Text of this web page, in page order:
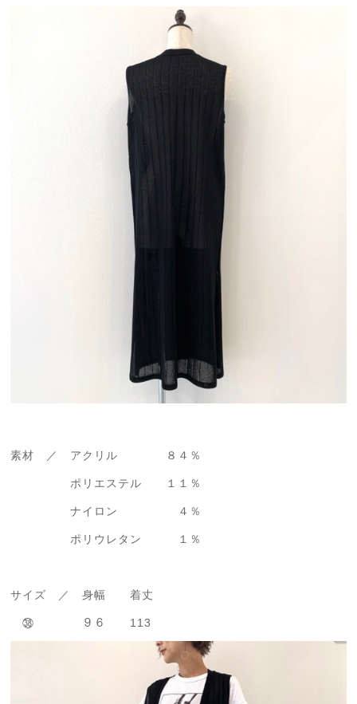
素材 ／ アクリル ８４％
ポリエステル １１％
ナイロン ４％
ポリウレタン １％
サイズ ／ 身幅 着丈
㊳ ９６ 113